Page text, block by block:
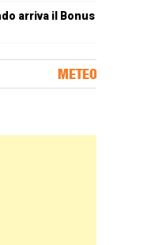
arriva il Bonus
METEO